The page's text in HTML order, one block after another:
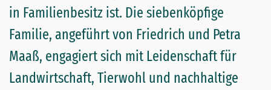
in Familienbesitz ist. Die siebenköpfige
Familie, angeführt von Friedrich und Petra
Maaß, engagiert sich mit Leidenschaft für
Landwirtschaft, Tierwohl und nachhaltige